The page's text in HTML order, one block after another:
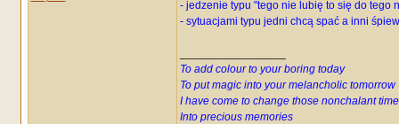
- jedzenie typu "tego nie lubię to się do tego
- sytuacjami typu jedni chcą spać a inni
To add colour to your boring today
To put magic into your melancholic tomorrow
I have come to change those nonchalant
Into precious memories